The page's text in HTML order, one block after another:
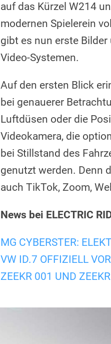
auf das Kürzel W214
modernen Spielerein
gibt es nun erste
Video-Systemen.
Auf den ersten Blick
bei genauerer
Luftdüsen oder die
Videokamera, die
bei Stillstand des
genutzt werden. Denn
auch TikTok, Zoom,
News bei ELECTRIC
MG CYBERSTER:
VW ID.7 OFFIZIELL
ZEEKR 001 UND